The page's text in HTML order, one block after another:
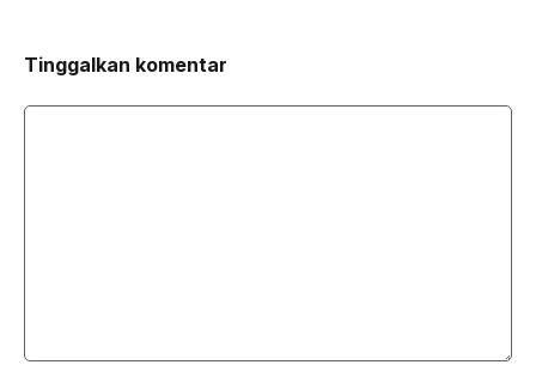
Tinggalkan komentar